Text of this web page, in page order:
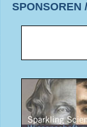
SPONSOREN